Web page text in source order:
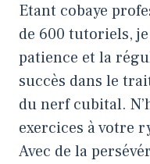
Etant cobaye
de 600 tutoriels,
patience et la
succès dans le
du nerf cubital.
exercices à votre
Avec de la